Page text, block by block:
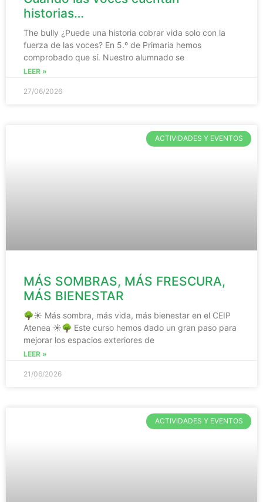
historias…
The bully ¿Puede una historia cobrar vida solo con la
fuerza de las voces? En 5.º de Primaria hemos
comprobado que sí. Nuestro alumnado se
LEER »
27/06/2026
ACTIVIDADES Y EVENTOS
MÁS SOMBRAS, MÁS FRESCURA,
MÁS BIENESTAR
🌳☀️ Más sombra, más vida, más bienestar en el CEIP
Atenea ☀️🌳 Este curso hemos dado un gran paso para
mejorar los espacios exteriores de
LEER »
21/06/2026
ACTIVIDADES Y EVENTOS